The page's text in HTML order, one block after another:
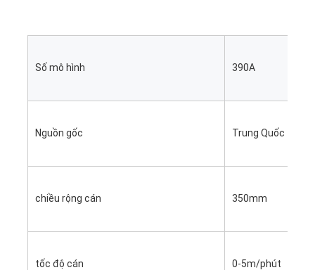
Nhà
Số mô hình 390A
Nguồn gốc Trung Quốc
chiều rộng cán 350mm
tốc độ cán 0-5m/phút